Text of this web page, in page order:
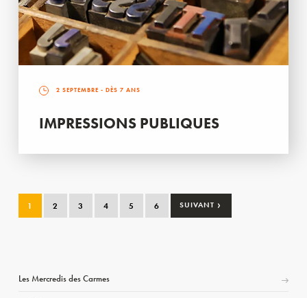
2 SEPTEMBRE - DÈS 7 ANS
IMPRESSIONS PUBLIQUES
1 2 3 4 5 6 SUIVANT ›
Les Mercredis des Carmes